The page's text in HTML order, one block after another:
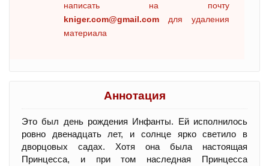
написать на почту
kniger.com@gmail.com для удаления
материала
Аннотация
Это был день рождения Инфанты. Ей исполнилось
ровно двенадцать лет, и солнце ярко светило в
дворцовых садах. Хотя она была настоящая
Принцесса, и при том наследная Принцесса